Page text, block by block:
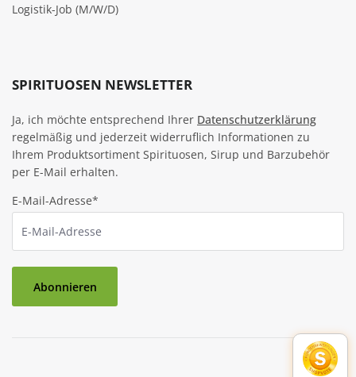
Logistik-Job (M/W/D)
SPIRITUOSEN NEWSLETTER
Ja, ich möchte entsprechend Ihrer Datenschutzerklärung
regelmäßig und jederzeit widerruflich Informationen zu
Ihrem Produktsortiment Spirituosen, Sirup und Barzubehör
per E-Mail erhalten.
E-Mail-Adresse*
Abonnieren